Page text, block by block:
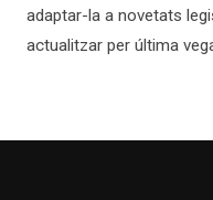
adaptar-la a novetats
actualitzar per última